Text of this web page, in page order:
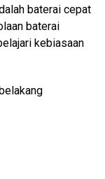
baterai cepat
baterai
kebiasaan